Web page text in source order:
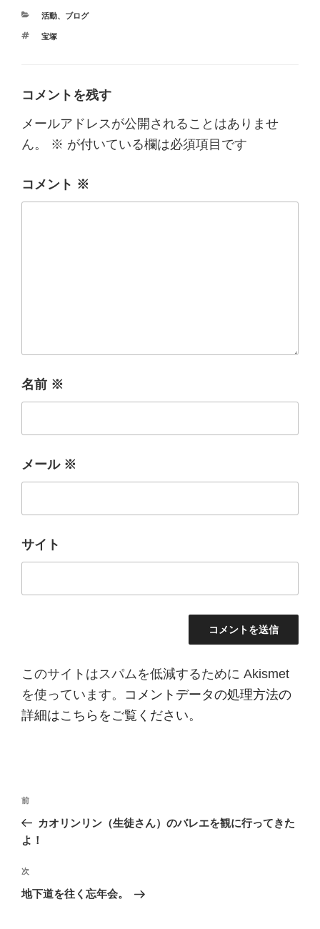
カ
ゴ
活動、 ブログ
タ
宝塚
コメントを残す
メールアドレスが公開されることはありませ
ん。
※ が付いている欄は必須項目です
コメント ※
名前 ※
メール ※
サイト
このサイトはスパムを低減するために Akismet
を使っています。 コメントデータの処理方法の
詳細はこちらをご覧ください。
投
ナ
ゲ
ー
前
の
投
前
カオリンリン（生徒さん）のバレエを観に行ってきた
よ！
次
の
次
地下道を往く忘年会。